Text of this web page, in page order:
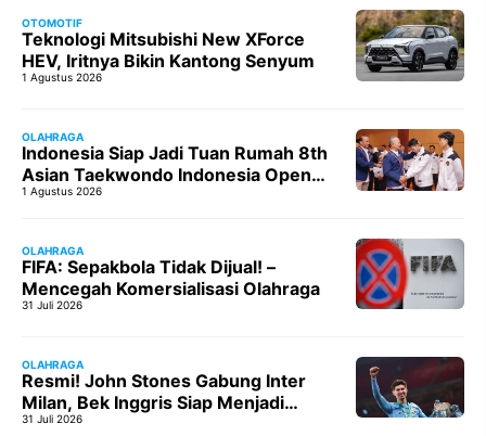
OTOMOTIF
Teknologi Mitsubishi New XForce
HEV, Iritnya Bikin Kantong Senyum
1 Agustus 2026
OLAHRAGA
Indonesia Siap Jadi Tuan Rumah 8th
Asian Taekwondo Indonesia Open
Championships 2026: Indonesia
1 Agustus 2026
OLAHRAGA
FIFA: Sepakbola Tidak Dijual! –
Mencegah Komersialisasi Olahraga
31 Juli 2026
OLAHRAGA
Resmi! John Stones Gabung Inter
Milan, Bek Inggris Siap Menjadi
Andalan
31 Juli 2026